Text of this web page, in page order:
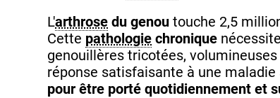
L'arthrose du genou touche 2,5
Cette pathologie chronique
genouillères tricotées,
réponse satisfaisante à une maladie
pour être porté quotidiennement et